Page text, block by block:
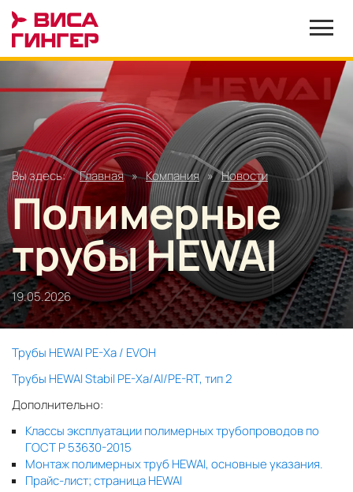
Вы здесь:Главная » Компания » Новости
Полимерные
трубы HEWAI
19.05.2026
Трубы HEWAI PE-Xa / EVOH
Трубы HEWAI Stabil PE-Xa/Al/PE-RT, тип 2
Дополнительно:
Классы эксплуатации полимерных трубопроводов по
ГОСТ Р 53630-2015
Монтаж полимерных труб HEWAI, основные указания.
Прайс-лист; страница HEWAI